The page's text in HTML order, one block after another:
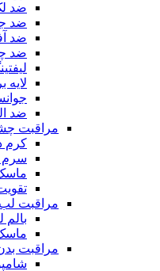
ضد
ضد
ضد
ضد
لایه
ضد
مراقبت
کرم
سرم
مراقبت لب
بالم
مراقبت